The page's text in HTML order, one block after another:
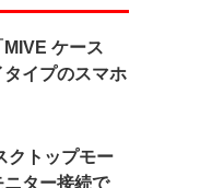
ケース
イプのスマホ
クトップモー
ニター接続で